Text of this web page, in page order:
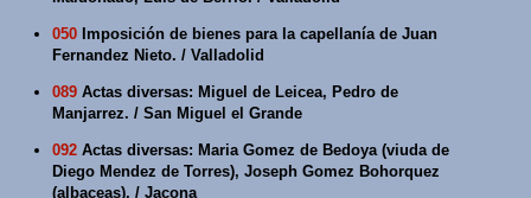
050 Imposición de bienes para la capellanía de Juan
Fernandez Nieto. / Valladolid
089 Actas diversas: Miguel de Leicea, Pedro de
Manjarrez. / San Miguel el Grande
092 Actas diversas: Maria Gomez de Bedoya (viuda de
Diego Mendez de Torres), Joseph Gomez Bohorquez
(albaceas). / Jacona